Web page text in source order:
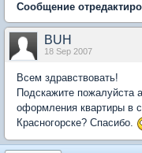
Сообщение
BUH
18 Sep 2007
Всем здравствовать!
Подскажите пожалуйста
оформления квартиры в
Красногорске? Спасибо.